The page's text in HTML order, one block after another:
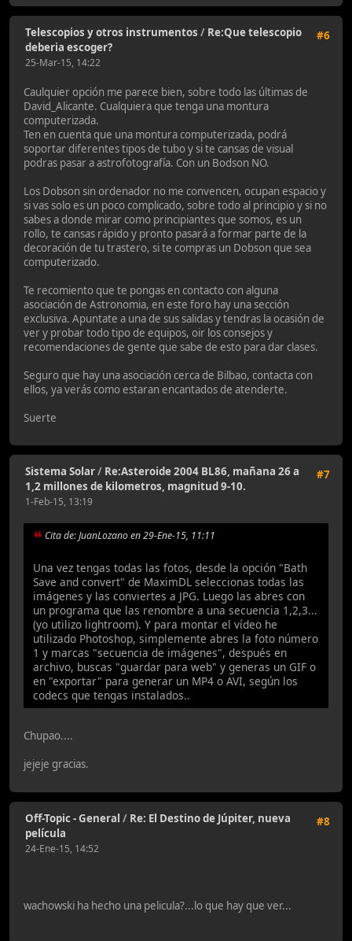
#6
Telescopios y otros instrumentos / Re:Que telescopio
deberia escoger?
25-Mar-15, 14:22
Caulquier opción me parece bien, sobre todo las últimas de
David_Alicante. Cualquiera que tenga una montura
computerizada.
Ten en cuenta que una montura computerizada, podrá
soportar diferentes tipos de tubo y si te cansas de visual
podras pasar a astrofotografía. Con un Bodson NO.
Los Dobson sin ordenador no me convencen, ocupan espacio y
si vas solo es un poco complicado, sobre todo al principio y si no
sabes a donde mirar como principiantes que somos, es un
rollo, te cansas rápido y pronto pasará a formar parte de la
decoración de tu trastero, si te compras un Dobson que sea
computerizado.
Te recomiento que te pongas en contacto con alguna
asociación de Astronomia, en este foro hay una sección
exclusiva. Apuntate a una de sus salidas y tendras la ocasión de
ver y probar todo tipo de equipos, oir los consejos y
recomendaciones de gente que sabe de esto para dar clases.
Seguro que hay una asociación cerca de Bilbao, contacta con
ellos, ya verás como estaran encantados de atenderte.
Suerte
#7
Sistema Solar/ Re:Asteroide 2004 BL86, mañana 26 a
1,2 millones de kilometros, magnitud 9-10.
1-Feb-15, 13:19
Cita de: JuanLozano en 29-Ene-15, 11:11
Una vez tengas todas las fotos, desde la opción "Bath
Save and convert" de MaximDL seleccionas todas las
imágenes y las conviertes a JPG. Luego las abres con
un programa que las renombre a una secuencia 1,2,3...
(yo utilizo lightroom). Y para montar el vídeo he
utilizado Photoshop, simplemente abres la foto número
1 y marcas "secuencia de imágenes", después en
archivo, buscas "guardar para web" y generas un GIF o
en "exportar" para generar un MP4 o AVI, según los
codecs que tengas instalados..
Chupao....
jejeje gracias.
#8
Off-Topic - General / Re: El Destino de Júpiter, nueva
película
24-Ene-15, 14:52
wachowski ha hecho una pelicula?...lo que hay que ver...